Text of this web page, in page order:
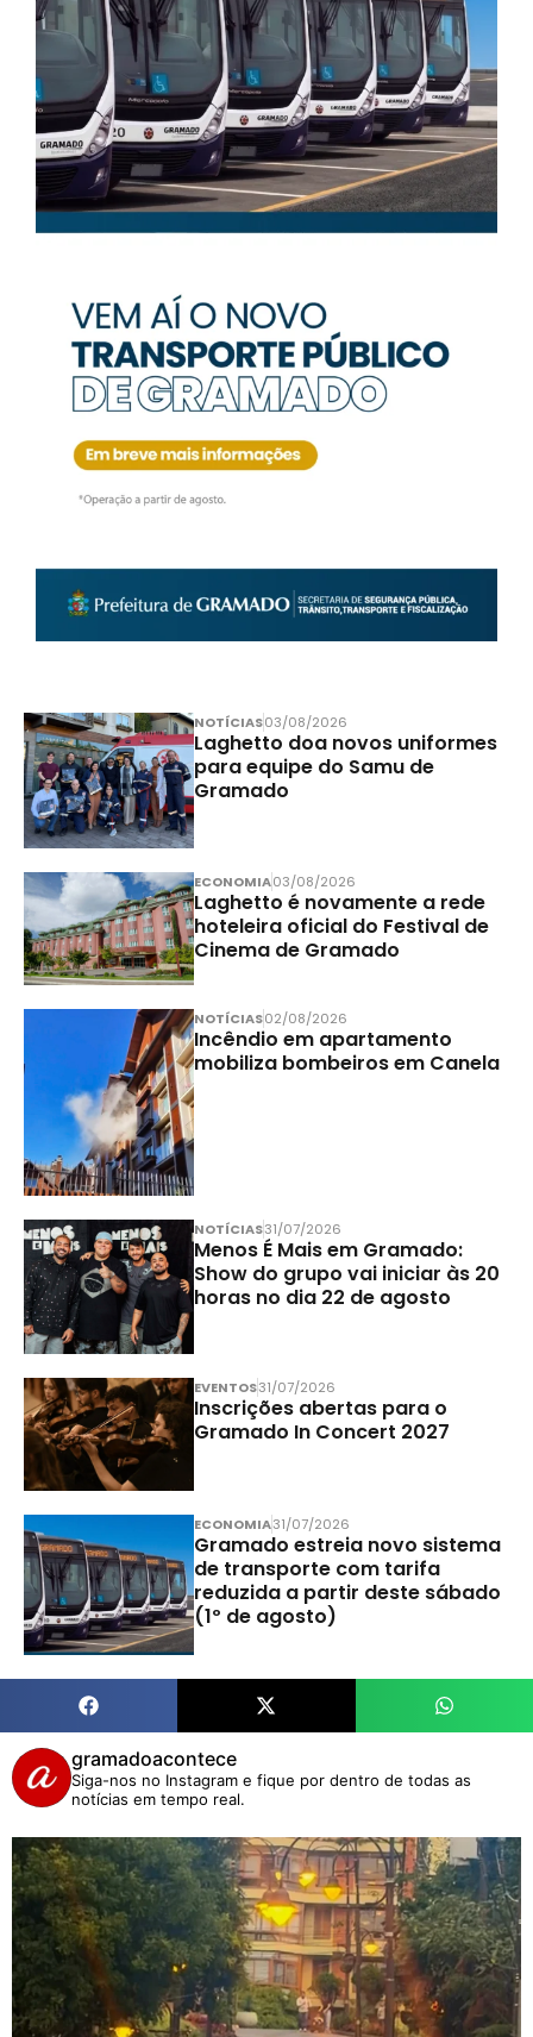
NOTÍCIAS03/08/2026
Laghetto doa novos uniformes
para equipe do Samu de
Gramado
ECONOMIA03/08/2026
Laghetto é novamente a rede
hoteleira oficial do Festival de
Cinema de Gramado
NOTÍCIAS02/08/2026
Incêndio em apartamento
mobiliza bombeiros em Canela
NOTÍCIAS31/07/2026
Menos É Mais em Gramado:
Show do grupo vai iniciar às 20
horas no dia 22 de agosto
EVENTOS31/07/2026
Inscrições abertas para o
Gramado In Concert 2027
ECONOMIA31/07/2026
Gramado estreia novo sistema
de transporte com tarifa
reduzida a partir deste sábado
(1º de agosto)
gramadoacontece
Siga-nos no Instagram e fique por dentro de todas as
notícias em tempo real.